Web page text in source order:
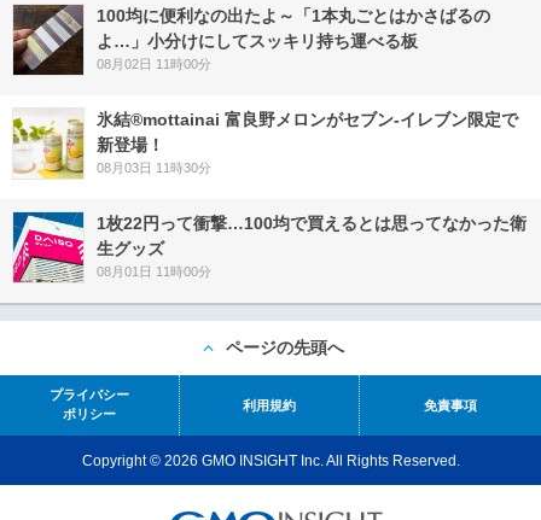
100均に便利なの出たよ～「1本丸ごとはかさばるの
よ…」小分けにしてスッキリ持ち運べる板
08月02日 11時00分
氷結®mottainai 富良野メロンがセブン‐イレブン限定で
新登場！
08月03日 11時30分
1枚22円って衝撃…100均で買えるとは思ってなかった衛
生グッズ
08月01日 11時00分
ページの先頭へ
プライバシー
ポリシー
利用規約 免責事項
Copyright © 2026 GMO INSIGHT Inc. All Rights Reserved.